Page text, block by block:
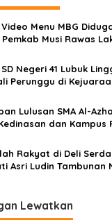
a
s
i
p
o
s
Menu MBG
Musi Rawas
SD Negeri 41 Lubuk
Perunggu di
Lulusan SMA Al-
dan Kampus
Rakyat di Deli
Asri Ludin Tambunan
Lewatkan